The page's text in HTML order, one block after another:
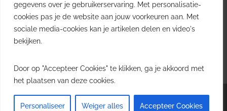
gegevens over je gebruikerservaring. Met personalisatie-
cookies pas je de website aan jouw voorkeuren aan. Met
sociale media-cookies kan je artikelen delen en video's
bekijken.
Door op "Accepteer Cookies" te klikken, ga je akkoord met
het plaatsen van deze cookies.
Personaliseer Weiger alles Accepteer Cookies
Ontvang je gratis
wekelijkse update
Uitschrijven kan altijd.
Copyright © 2026Logistiek.be. All rights reserved.Theme:Envinceby ThemeGrill.